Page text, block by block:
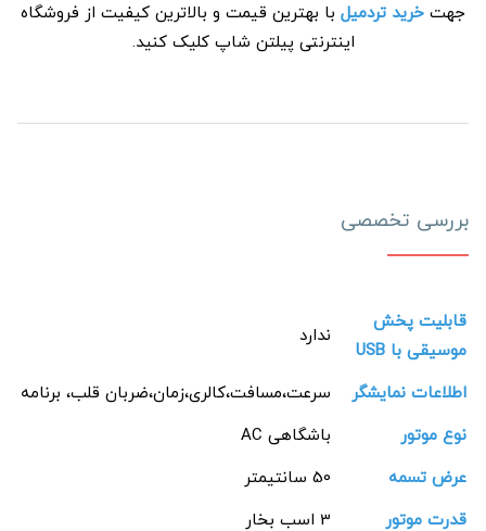
جهت خرید تردمیل با بهترین قیمت و بالاترین کیفیت از فروشگاه
اینترنتی پیلتن شاپ کلیک کنید.
بررسی تخصصی
قابلیت پخش
موسیقی با USB
ندارد
اطلاعات نمایشگر
سرعت،مسافت،کالری،زمان،ضربان قلب، برنامه
نوع موتور
باشگاهی AC
عرض تسمه
50 سانتیمتر
قدرت موتور
3 اسب بخار